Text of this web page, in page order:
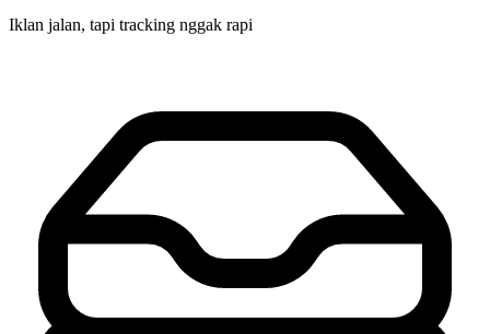
Iklan jalan, tapi tracking nggak rapi